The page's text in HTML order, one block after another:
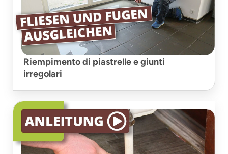
Riempimento di piastrelle e giunti
irregolari